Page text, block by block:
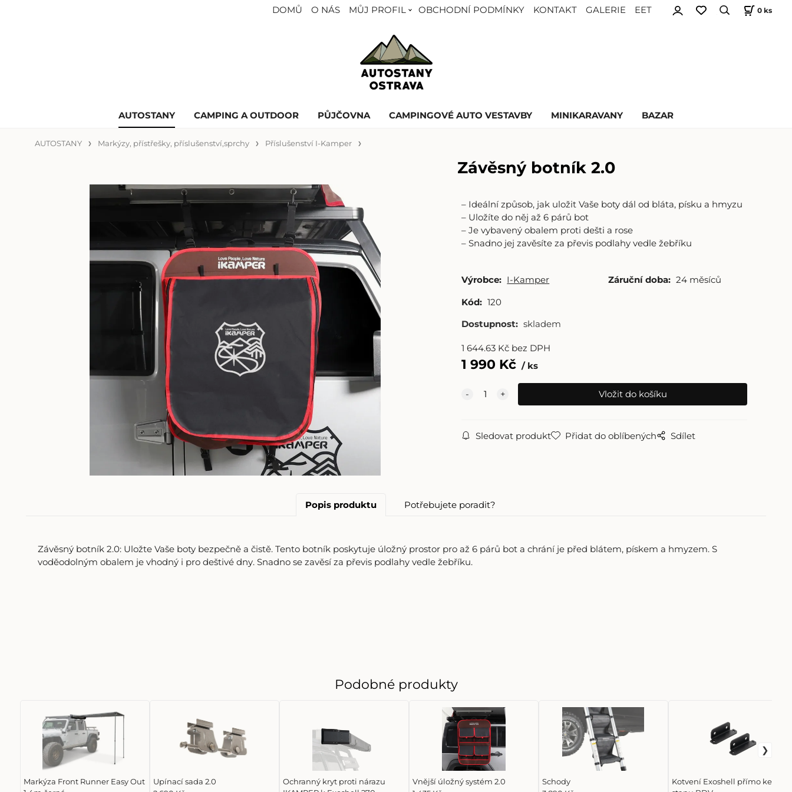
DOMŮ O NÁS MŮJ PROFIL OBCHODNÍ PODMÍNKY KONTAKT GALERIE EET 0 ks
AUTOSTANY CAMPING A OUTDOOR PŮJČOVNA CAMPINGOVÉ AUTO VESTAVBY MINIKARAVANY BAZAR
AUTOSTANY Markýzy, přístřešky, příslušenství,sprchy Příslušenství I-Kamper
Závěsný botník 2.0
– Ideální způsob, jak uložit Vaše boty dál od bláta, písku a hmyzu
– Uložíte do něj až 6 párů bot
– Je vybavený obalem proti dešti a rose
– Snadno jej zavěsíte za převis podlahy vedle žebříku
Výrobce: I-Kamper Záruční doba: 24 měsíců
Kód: 120
Dostupnost: skladem
1 644.63 Kč bez DPH
1 990 Kč ks
Sledovat produkt Přidat do oblíbených Sdílet
Popis produktu Potřebujete poradit?
Závěsný botník 2.0: Uložte Vaše boty bezpečně a čistě. Tento botník poskytuje úložný prostor pro až 6 párů bot a chrání je před blátem, pískem a hmyzem. S
voděodolným obalem je vhodný i pro deštivé dny. Snadno se zavěsí za převis podlahy vedle žebříku.
Podobné produkty
Markýza Front Runner Easy Out
Upínací sada 2.0
Ochranný kryt proti nárazu
Vnější úložný systém 2.0
Schody
Kotvení Exoshell přímo ke